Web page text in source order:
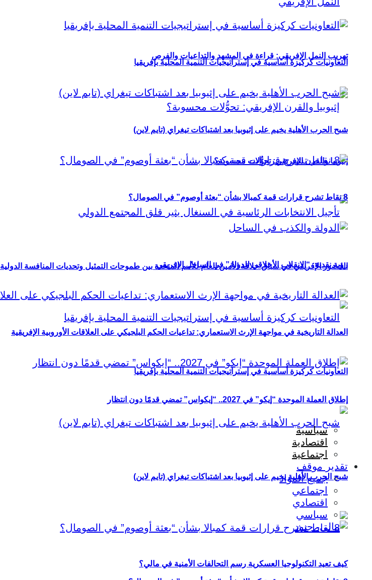
تهريب النمل الإفريقي: قراءة في المشهد والتداعيات والفرص
إثيوبيا والقرن الإفريقي: تحوُّلات محسوبة؟
الحضور الإفريقي في سباق خلافة الأمين العام للأمم المتحدة بين طموحات التمثيل وتحديات المنافسة الدولية
التعاونيات كركيزة أساسية في إستراتيجيات التنمية المحلية بإفريقيا
شبح الحرب الأهلية يخيم على إثيوبيا بعد اشتباكات تيغراي (تايم لاين)
التعاونيات كركيزة أساسية في إستراتيجيات التنمية المحلية بإفريقيا
شبح الحرب الأهلية يخيم على إثيوبيا بعد اشتباكات تيغراي (تايم لاين)
8 نقاط تشرح قرارات قمة كمبالا بشأن “بعثة أوصوم” في الصومال؟
رؤية نقدية: “الانقلاب الأخلاقي للدولة” في الساحل الإفريقي
العدالة التاريخية في مواجهة الإرث الاستعماري: تداعيات الحكم البلجيكي على العلاقات الأوروبية الإفريقية
إطلاق العملة الموحدة “إيكو” في 2027.. “إيكواس” تمضي قدمًا دون انتظار
سياسية
اقتصادية
اجتماعية
تقدير موقف
جميع المواد
اجتماعي
اقتصادي
سياسي
كيف تعيد التكنولوجيا العسكرية رسم التحالفات الأمنية في مالي؟